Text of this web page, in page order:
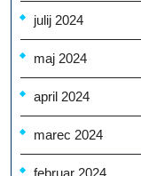
julij 2024
maj 2024
april 2024
marec 2024
februar 2024